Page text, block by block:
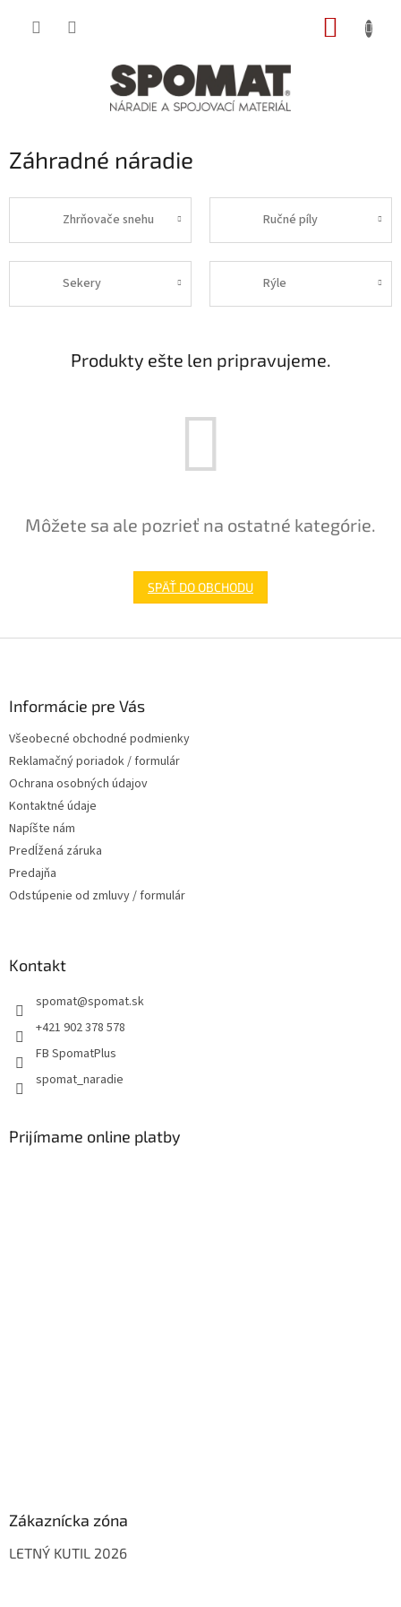
Záhradné náradie
Zhrňovače snehu Ručné píly
Sekery Rýle
Produkty ešte len pripravujeme.
Môžete sa ale pozrieť na ostatné kategórie.
SPÄŤ DO OBCHODU
Informácie pre Vás
Všeobecné obchodné podmienky
Reklamačný poriadok / formulár
Ochrana osobných údajov
Kontaktné údaje
Napíšte nám
Predĺžená záruka
Predajňa
Odstúpenie od zmluvy / formulár
Kontakt
spomat@spomat.sk
+421 902 378 578
FB SpomatPlus
spomat_naradie
Prijímame online platby
Zákaznícka zóna
LETNÝ KUTIL 2026